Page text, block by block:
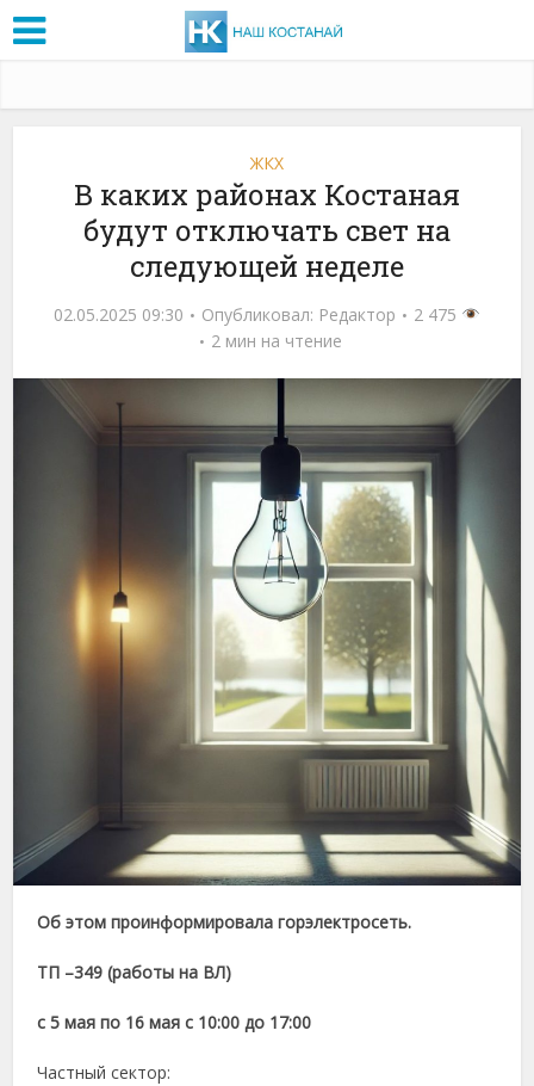
ЖКХ
В каких районах Костаная
будут отключать свет на
следующей неделе
02.05.2025 09:30 Опубликовал: Редактор
2 475
2 мин на чтение
Об этом проинформировала горэлектросеть.
ТП –349 (работы на ВЛ)
с 5 мая по 16 мая с 10:00 до 17:00
Частный сектор: